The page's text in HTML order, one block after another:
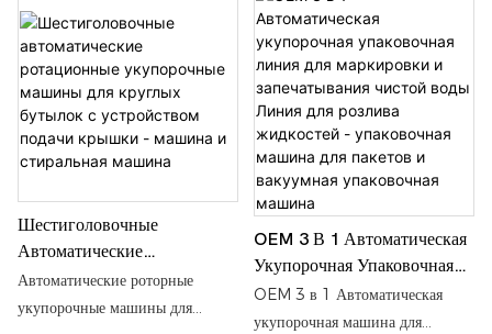
производственный процесс с
помощью нашего надежного
решения для стирки!
водой Стиральная машина от
Автоматическая линия для
мытья пластиковых стаканчиков,
Производственная линия для
розлива машин - Shanghai
Shouda Packing Machinery &
Material Co., Ltd.
Подробная информация и цены
об упаковочной машине.
Машина для риса от
эффективной ротационной
укупорочной машины для
крупносерийного производства
- Shanghai Shouda Packing
Machinery & Material Co.,
Шестиголовочные
Автоматические
Ротационные Укупорочные
Машины Для Круглых
Автоматические роторные
укупорочные машины для
OEM 3 В 1 Автоматическая
Укупорочная Упаковочная
Линия Для Маркировки И
Запечатывания Чистой Воды
OEM 3 в 1 Автоматическая
укупорочная машина для